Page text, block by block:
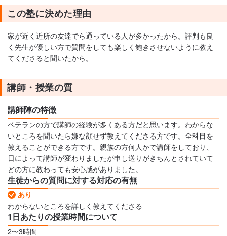
この塾に決めた理由
家が近く近所の友達でら通っている人が多かったから。評判も良
く先生が優しい方で質問をしても楽しく飽きさせないように教え
てくださると聞いたから。
講師・授業の質
講師陣の特徴
ベテランの方で講師の経験が多くある方だと思います。わからな
いところを聞いたら嫌な顔せず教えてくださる方です。全科目を
教えることができる方です。親族の方何人かで講師をしており、
日によって講師が変わりましたが申し送りがきちんとされていて
どの方に教わっても安心感がありました。
生徒からの質問に対する対応の有無
あり
わからないところを詳しく教えてくださる
1日あたりの授業時間について
2〜3時間